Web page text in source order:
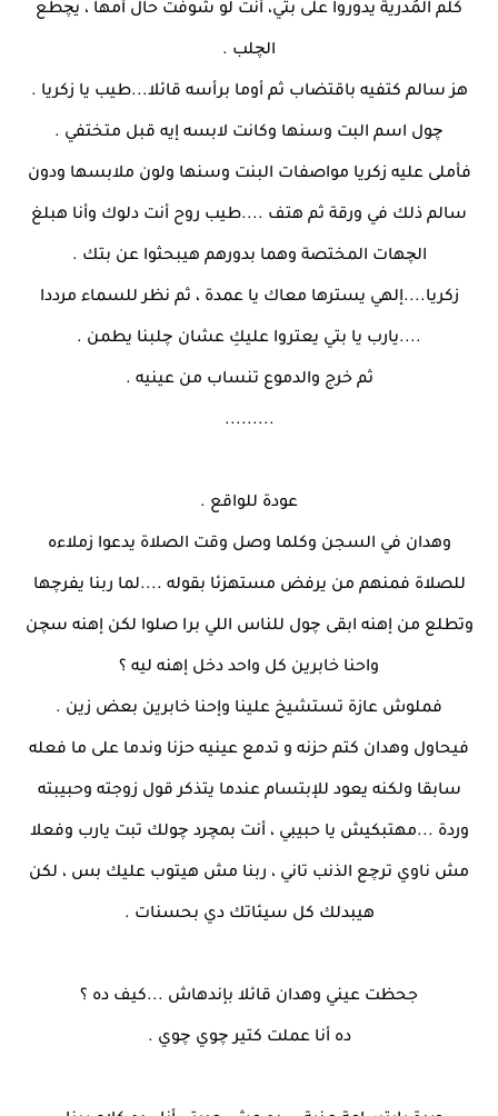
كلم المُدرية يدوروا على بتي، أنت لو شوفت حال أمها ، يچطع
الچلب .
هز سالم كتفيه باقتضاب ثم أوما برأسه قائلا...طيب يا زكريا .
چول اسم البت وسنها وكانت لابسه إيه قبل متختفي .
فأملى عليه زكريا مواصفات البنت وسنها ولون ملابسها ودون
سالم ذلك في ورقة ثم هتف ....طيب روح أنت دلوك وأنا هبلغ
الچهات المختصة وهما بدورهم هيبحثوا عن بتك .
زكريا....إلهي يسترها معاك يا عمدة ، ثم نظر للسماء مرددا
....يارب يا بتي يعتروا عليكِ عشان چلبنا يطمن .
ثم خرج والدموع تنساب من عينيه .
.........
عودة للواقع .
وهدان في السجن وكلما وصل وقت الصلاة يدعوا زملاءه
للصلاة فمنهم من يرفض مستهزئا بقوله ....لما ربنا يفرچها
وتطلع من إهنه ابقى چول للناس اللي برا صلوا لكن إهنه سچن
واحنا خابرين كل واحد دخل إهنه ليه ؟
فملوش عازة تستشيخ علينا وإحنا خابرين بعض زين .
فيحاول وهدان كتم حزنه و تدمع عينيه حزنا وندما على ما فعله
سابقا ولكنه يعود للإبتسام عندما يتذكر قول زوجته وحبيبته
وردة ...مهتبكيش يا حبيبي ، أنت بمچرد چولك تبت يارب وفعلا
مش ناوي ترچع الذنب تاني ، ربنا مش هيتوب عليك بس ، لكن
هيبدلك كل سيئاتك دي بحسنات .
جحظت عيني وهدان قائلا بإندهاش ...كيف ده ؟
ده أنا عملت كتير چوي چوي .